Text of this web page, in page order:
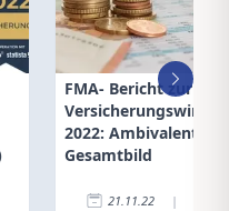
FMA- Bericht zur
2022: Ambivalentes
Gesamtbild
21.11.22 |